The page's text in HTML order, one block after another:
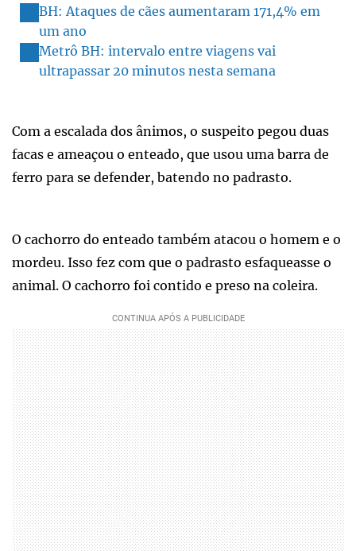
BH: Ataques de cães aumentaram 171,4% em
um ano
Metrô BH: intervalo entre viagens vai
ultrapassar 20 minutos nesta semana
Com a escalada dos ânimos, o suspeito pegou duas
facas e ameaçou o enteado, que usou uma barra de
ferro para se defender, batendo no padrasto.
O cachorro do enteado também atacou o homem e o
mordeu. Isso fez com que o padrasto esfaqueasse o
animal. O cachorro foi contido e preso na coleira.